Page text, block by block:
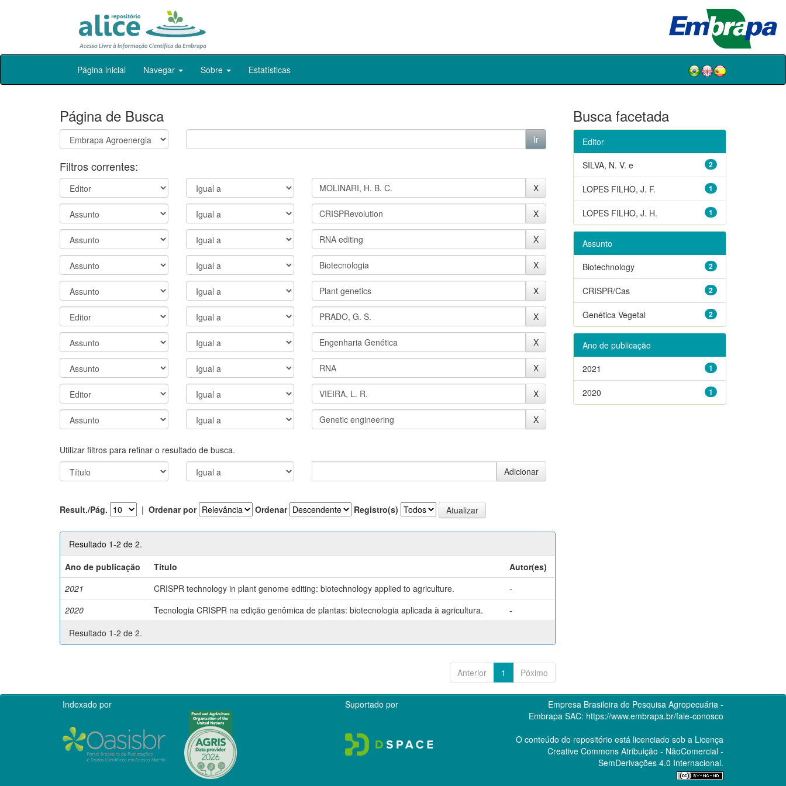
Skip
Página inicial Navegar Sobre Estatísticas
Página de Busca
Filtros correntes:
Utilizar filtros para refinar o resultado de busca.
Result./Pág. | Ordenar por Ordenar Registro(s)
Resultado 1-2 de 2.
Ano de publicação
Título
Autor(es)
2021
CRISPR technology in plant genome editing: biotechnology applied to agriculture.
-
2020
Tecnologia CRISPR na edição genômica de plantas: biotecnologia aplicada à agricultura.
-
Resultado 1-2 de 2.
Anterior 1 Póximo
Busca facetada
Editor
2
SILVA, N. V. e
1
LOPES FILHO, J. F.
1
LOPES FILHO, J. H.
Assunto
2
Biotechnology
2
CRISPR/Cas
2
Genética Vegetal
Ano de publicação
1
2021
1
2020
Indexado por Suportado por
Empresa Brasileira de Pesquisa Agropecuária -
Embrapa SAC: https://www.embrapa.br/fale-conosco
O conteúdo do repositório está licenciado sob a Licença
Creative CommonsAtribuição - NãoComercial -
SemDerivações 4.0 Internacional.